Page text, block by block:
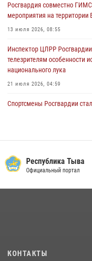
28 июля 2026, 07:48
Росгвардия совместно
мероприятия на территории
13 июля 2026, 08:55
Инспектор ЦЛРР
телезрителям особенности
национального лука
21 июля 2026, 04:59
Спортсмены Росгвардии
лучников в канун
Наадым-2026
русской культуры Верховьё
Республика Тыва
Официальный портал
КОНТАКТЫ